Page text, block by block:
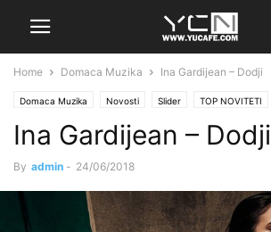
Home Domaca Muzika Ina Gardijean – Dodji
Domaca Muzika Novosti Slider TOP NOVITETI
Ina Gardijean – Dodji
By admin - 24/06/2018